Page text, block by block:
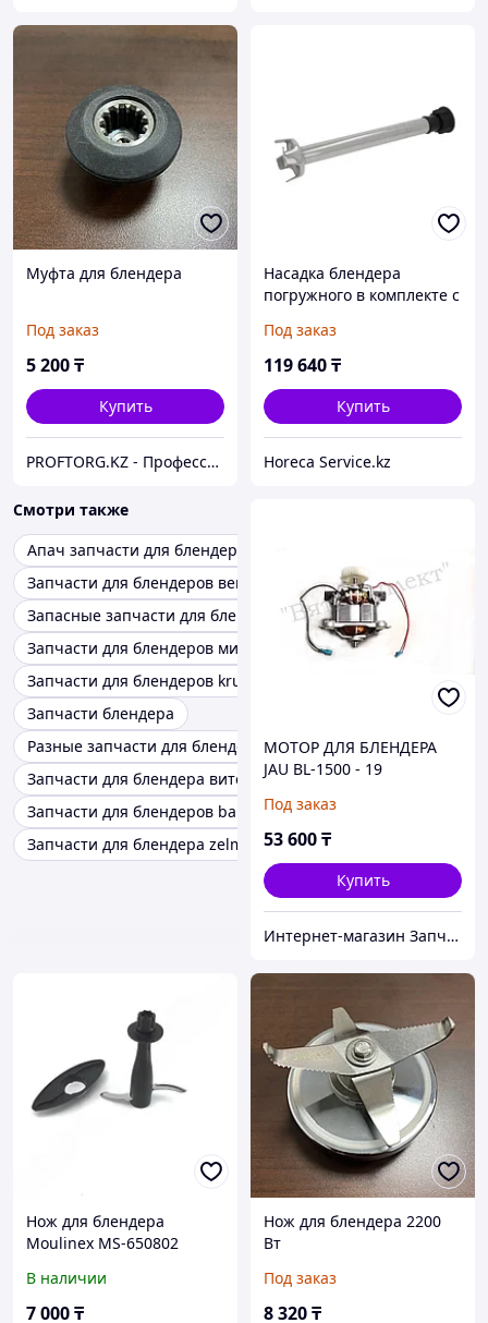
Муфта для блендера
Под заказ
5 200₸
Купить
PROFTORG.KZ - Профессиональная и бытовая техника
Насадка блендера
погружного в комплекте с
FAMA (FM400)
Под заказ
119 640₸
Купить
Horeca Service.kz
Смотри также
Апач запчасти для блендера
Запчасти для блендеров венчики
Запасные запчасти для блендеров
Запчасти для блендеров миксеров Новое
Запчасти для блендеров krups
Запчасти блендера
Разные запчасти для блендеров
Запчасти для блендера витек
Запчасти для блендеров bamix
Запчасти для блендера zelmer
МОТОР ДЛЯ БЛЕНДЕРА
JAU BL-1500 - 19
Под заказ
53 600₸
Купить
Интернет-магазин Запчастей для бытовой техники RemZap
Нож для блендера
Moulinex MS-650802
В наличии
7 000₸
Нож для блендера 2200
Вт
Под заказ
8 320₸